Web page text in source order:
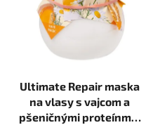
Ultimate Repair maska
na vlasy s vajcom a
pšeničnými proteínmi -